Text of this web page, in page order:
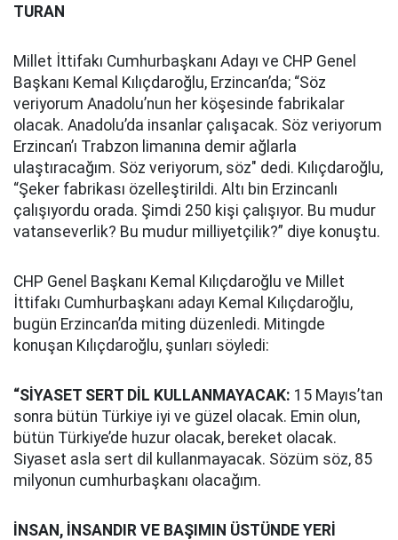
TURAN
Millet İttifakı Cumhurbaşkanı Adayı ve CHP Genel
Başkanı Kemal Kılıçdaroğlu, Erzincan’da; “Söz
veriyorum Anadolu’nun her köşesinde fabrikalar
olacak. Anadolu’da insanlar çalışacak. Söz veriyorum
Erzincan’ı Trabzon limanına demir ağlarla
ulaştıracağım. Söz veriyorum, söz" dedi. Kılıçdaroğlu,
“Şeker fabrikası özelleştirildi. Altı bin Erzincanlı
çalışıyordu orada. Şimdi 250 kişi çalışıyor. Bu mudur
vatanseverlik? Bu mudur milliyetçilik?” diye konuştu.
CHP Genel Başkanı Kemal Kılıçdaroğlu ve Millet
İttifakı Cumhurbaşkanı adayı Kemal Kılıçdaroğlu,
bugün Erzincan’da miting düzenledi. Mitingde
konuşan Kılıçdaroğlu, şunları söyledi:
“SİYASET SERT DİL KULLANMAYACAK: 15 Mayıs’tan
sonra bütün Türkiye iyi ve güzel olacak. Emin olun,
bütün Türkiye’de huzur olacak, bereket olacak.
Siyaset asla sert dil kullanmayacak. Sözüm söz, 85
milyonun cumhurbaşkanı olacağım.
İNSAN, İNSANDIR VE BAŞIMIN ÜSTÜNDE YERİ